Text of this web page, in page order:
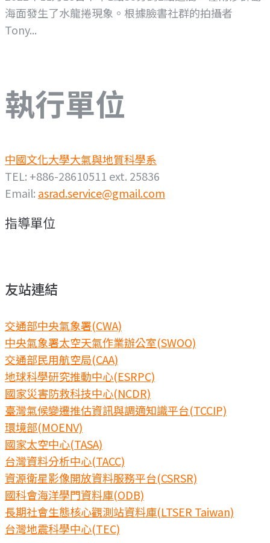
海面發生了水龍捲現象。根據臉書社群的拍攝者
Tony...
執行單位
中國文化大學大氣與地質科學系
TEL: +886-28610511 ext. 25836
Email: asrad.service@gmail.com
指導單位
友站連結
交通部中央氣象署(CWA)
中央氣象署太空天氣作業辦公室(SWOO)
交通部民用航空局(CAA)
地球科學研究推動中心(ESRPC)
國家災害防救科技中心(NCDR)
臺灣氣候變遷推估資訊與調適知識平台(TCCIP)
環境部(MOENV)
國家太空中心(TASA)
台灣資料分析中心(TACC)
資源衛星影像開放資料服務平台(CSRSR)
國科會海洋學門資料庫(ODB)
長期社會生態核心觀測站資料庫(LTSER Taiwan)
台灣地震科學中心(TEC)